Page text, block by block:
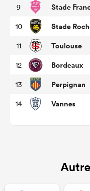
9 Stade
10 Stade
11 Toulouse
12 Bordeaux
13 Perpignan
14 Vannes